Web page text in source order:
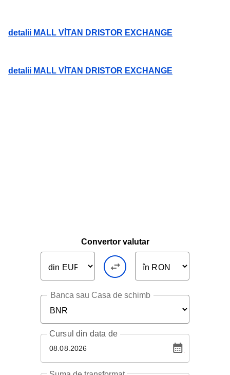
detalii MALL VİTAN DRISTOR EXCHANGE
detalii MALL VİTAN DRISTOR EXCHANGE
Convertor valutar
Banca sau Casa de schimb
08.08.2026
Cursuldin data de